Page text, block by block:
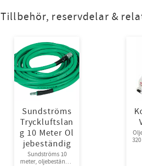
Tillbehör, reservdelar &
Sundströms
Tryckluftslan
g 10 Meter Ol
jebeständig
Sundströms 10
meter, oljebeständig